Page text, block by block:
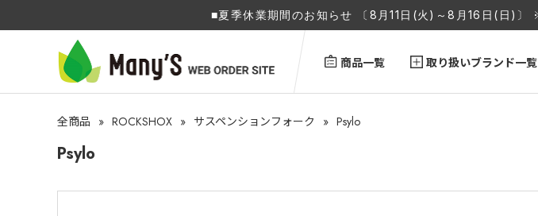
■夏季休業期間のお知らせ 〔8月11日(火)～8月16日(日)〕
商品一覧 取り扱いブランド一覧
全商品 » ROCKSHOX » サスペンションフォーク » Psylo
Psylo